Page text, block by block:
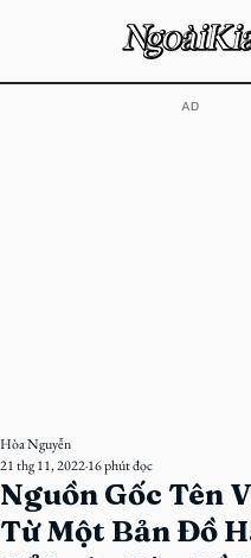
​AD
Nguồn Gốc Tên
Từ Một Bản Đồ
Hòa Nguyễn
21 thg 11, 202216 phút đọc